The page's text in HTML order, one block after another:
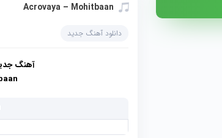
Acrovaya – Mohitbaan
دانلود آهنگ جدید
آهنگ